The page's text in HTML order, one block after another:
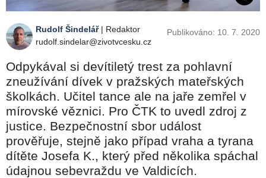
Rudolf Šindelář| Redaktor
rudolf.sindelar@zivotvcesku.cz
Publikováno: 10. 7. 2020
Odpykával si devítiletý trest za pohlavní
zneužívání dívek v pražských mateřských
školkách. Učitel tance ale na jaře zemřel v
mírovské věznici. Pro ČTK to uvedl zdroj z
justice. Bezpečnostní sbor událost
prověřuje, stejně jako případ vraha a tyrana
dítěte Josefa K., který před několika spáchal
údajnou sebevraždu ve Valdicích.